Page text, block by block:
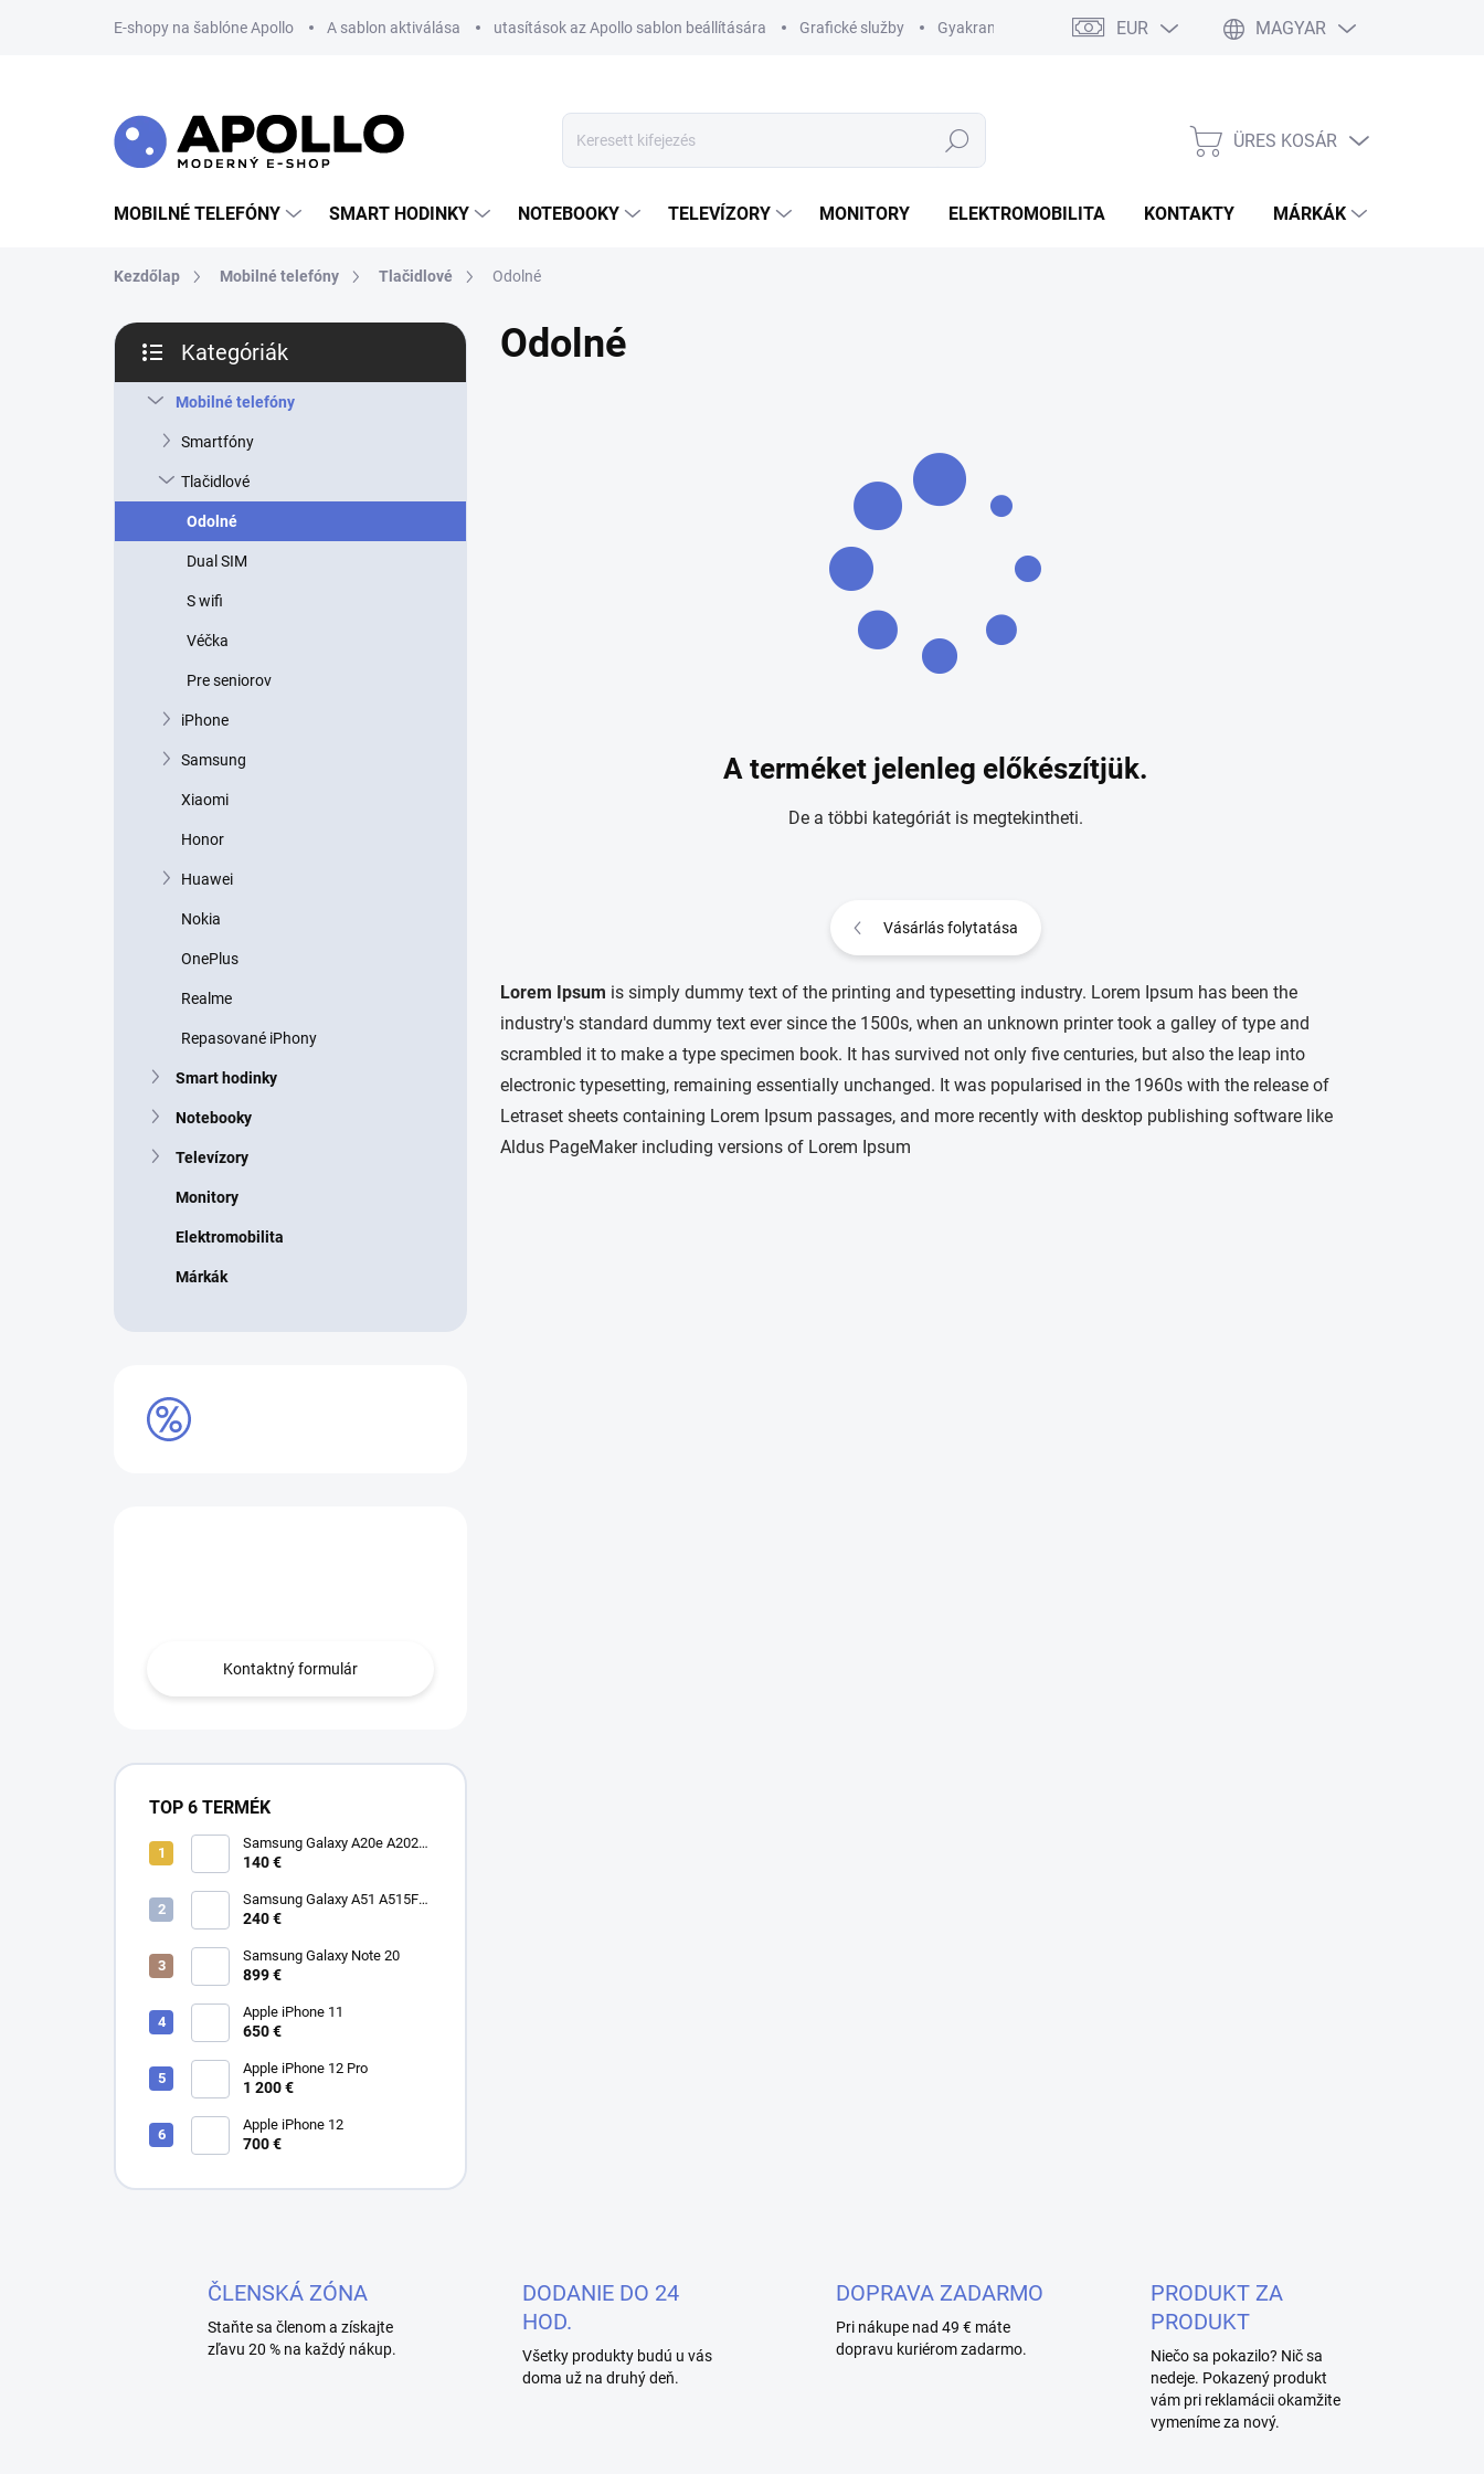
E-shopy na šablóne Apollo A sablon aktiválása utasítások az Apollo sablon beállítására Grafické služby Gyakran Ismételt Kérdések Rozmery bannerov Obchodné podmienky
EUR MAGYAR
Keresés KOSÁR
ÜRES KOSÁR
MOBILNÉ TELEFÓNY SMART HODINKY NOTEBOOKY TELEVÍZORY MONITORY ELEKTROMOBILITA KONTAKTY MÁRKÁK
Kezdőlap Mobilné telefóny Tlačidlové Odolné
O
d
p
átugrása
Kategóriák
Mobilné telefóny
Smartfóny
Tlačidlové
Odolné
Dual SIM
S wifi
Véčka
Pre seniorov
iPhone
Samsung
Xiaomi
Honor
Huawei
Nokia
OnePlus
Realme
Repasované iPhony
Smart hodinky
Notebooky
Televízory
Monitory
Elektromobilita
Márkák
Kontaktný formulár
TOP 6 TERMÉK
Samsung Galaxy A20e A202F
Dual SIM
140 €
Samsung Galaxy A51 A515F
Dual SIM
240 €
Samsung Galaxy Note 20
899 €
Apple iPhone 11
650 €
Apple iPhone 12 Pro
1 200 €
Apple iPhone 12
700 €
Odolné
A terméket jelenleg előkészítjük.
De a többi kategóriát is megtekintheti.
Vásárlás folytatása
Lorem Ipsum is simply dummy text of the printing and typesetting industry. Lorem Ipsum has been the
industry's standard dummy text ever since the 1500s, when an unknown printer took a galley of type and
scrambled it to make a type specimen book. It has survived not only five centuries, but also the leap into
electronic typesetting, remaining essentially unchanged. It was popularised in the 1960s with the release of
Letraset sheets containing Lorem Ipsum passages, and more recently with desktop publishing software like
Aldus PageMaker including versions of Lorem Ipsum
ČLENSKÁ ZÓNA
Staňte sa členom a získajte
zľavu 20 % na každý nákup.
DODANIE DO 24
HOD.
Všetky produkty budú u vás
doma už na druhý deň.
DOPRAVA ZADARMO
Pri nákupe nad 49 € máte
dopravu kuriérom zadarmo.
PRODUKT ZA
PRODUKT
Niečo sa pokazilo? Nič sa
nedeje. Pokazený produkt
vám pri reklamácii okamžite
vymeníme za nový.